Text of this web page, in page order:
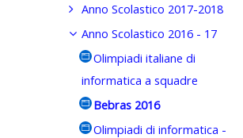
Anno Scolastico 2017-2018
Anno Scolastico 2016 - 17
Olimpiadi italiane di
informatica a squadre
Bebras 2016
Olimpiadi di informatica -